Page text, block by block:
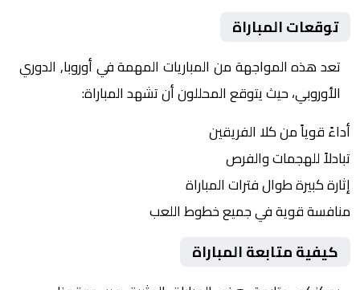
توقعات المباراة
تعد هذه المواجهة من المباريات المهمة في أوروبا, الدوري
الأوروبي، حيث يتوقع المحللون أن تشهد المباراة:
أداءً قوياً من كلا الفريقين
تبادلاً للهجمات والفرص
إثارة كبيرة طوال فترات المباراة
منافسة قوية في جميع خطوط اللعب
كيفية متابعة المباراة